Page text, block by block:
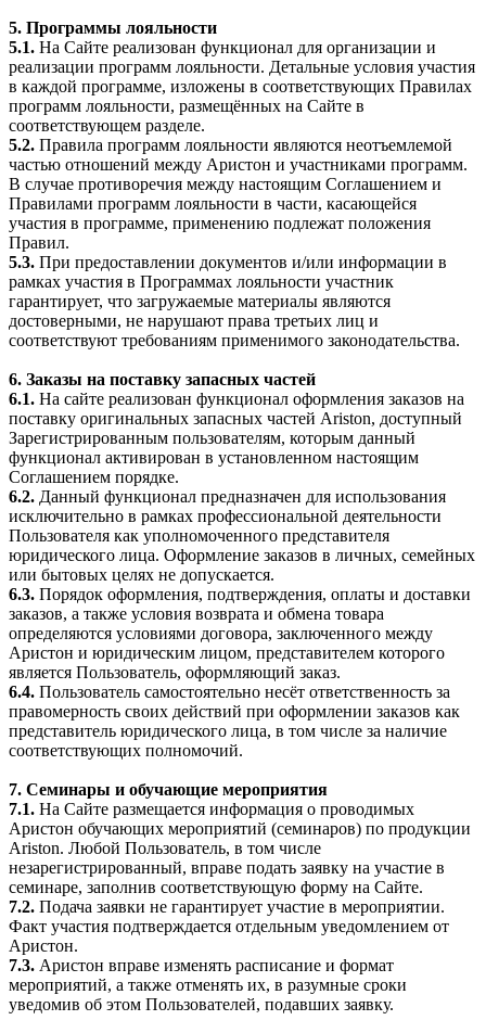
5. Программы лояльности
5.1. На Сайте реализован функционал для организации и
реализации программ лояльности. Детальные условия участия
в каждой программе, изложены в соответствующих Правилах
программ лояльности, размещённых на Сайте в
соответствующем разделе.
5.2. Правила программ лояльности являются неотъемлемой
частью отношений между Аристон и участниками программ.
В случае противоречия между настоящим Соглашением и
Правилами программ лояльности в части, касающейся
участия в программе, применению подлежат положения
Правил.
5.3. При предоставлении документов и/или информации в
рамках участия в Программах лояльности участник
гарантирует, что загружаемые материалы являются
достоверными, не нарушают права третьих лиц и
соответствуют требованиям применимого законодательства.
6. Заказы на поставку запасных частей
6.1. На сайте реализован функционал оформления заказов на
поставку оригинальных запасных частей Ariston, доступный
Зарегистрированным пользователям, которым данный
функционал активирован в установленном настоящим
Соглашением порядке.
6.2. Данный функционал предназначен для использования
исключительно в рамках профессиональной деятельности
Пользователя как уполномоченного представителя
юридического лица. Оформление заказов в личных, семейных
или бытовых целях не допускается.
6.3. Порядок оформления, подтверждения, оплаты и доставки
заказов, а также условия возврата и обмена товара
определяются условиями договора, заключенного между
Аристон и юридическим лицом, представителем которого
является Пользователь, оформляющий заказ.
6.4. Пользователь самостоятельно несёт ответственность за
правомерность своих действий при оформлении заказов как
представитель юридического лица, в том числе за наличие
соответствующих полномочий.
7. Семинары и обучающие мероприятия
7.1. На Сайте размещается информация о проводимых
Аристон обучающих мероприятий (семинаров) по продукции
Ariston. Любой Пользователь, в том числе
незарегистрированный, вправе подать заявку на участие в
семинаре, заполнив соответствующую форму на Сайте.
7.2. Подача заявки не гарантирует участие в мероприятии.
Факт участия подтверждается отдельным уведомлением от
Аристон.
7.3. Аристон вправе изменять расписание и формат
мероприятий, а также отменять их, в разумные сроки
уведомив об этом Пользователей, подавших заявку.